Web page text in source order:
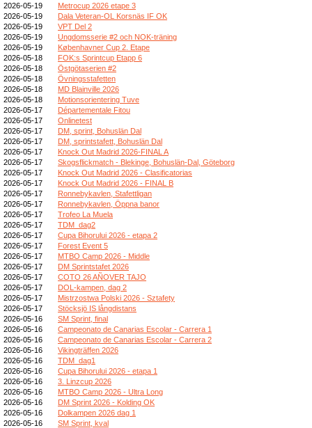
2026-05-19
Metrocup 2026 etape 3
2026-05-19
Dala Veteran-OL Korsnäs IF OK
2026-05-19
VPT Del 2
2026-05-19
Ungdomsserie #2 och NOK-träning
2026-05-19
Københavner Cup 2. Etape
2026-05-18
FOK:s Sprintcup Etapp 6
2026-05-18
Östgötaserien #2
2026-05-18
Övningsstafetten
2026-05-18
MD Blainville 2026
2026-05-18
Motionsorientering Tuve
2026-05-17
Départementale Fitou
2026-05-17
Onlinetest
2026-05-17
DM, sprint, Bohuslän Dal
2026-05-17
DM, sprintstafett, Bohuslän Dal
2026-05-17
Knock Out Madrid 2026-FINAL A
2026-05-17
Skogsflickmatch - Blekinge, Bohuslän-Dal, Göteborg
2026-05-17
Knock Out Madrid 2026 - Clasificatorias
2026-05-17
Knock Out Madrid 2026 - FINAL B
2026-05-17
Ronnebykavlen, Stafettligan
2026-05-17
Ronnebykavlen, Öppna banor
2026-05-17
Trofeo La Muela
2026-05-17
TDM_dag2
2026-05-17
Cupa Bihorului 2026 - etapa 2
2026-05-17
Forest Event 5
2026-05-17
MTBO Camp 2026 - Middle
2026-05-17
DM Sprintstafet 2026
2026-05-17
COTO 26 AÑOVER TAJO
2026-05-17
DOL-kampen, dag 2
2026-05-17
Mistrzostwa Polski 2026 - Sztafety
2026-05-17
Stöcksjö IS långdistans
2026-05-16
SM Sprint, final
2026-05-16
Campeonato de Canarias Escolar - Carrera 1
2026-05-16
Campeonato de Canarias Escolar - Carrera 2
2026-05-16
Vikingträffen 2026
2026-05-16
TDM_dag1
2026-05-16
Cupa Bihorului 2026 - etapa 1
2026-05-16
3. Linzcup 2026
2026-05-16
MTBO Camp 2026 - Ultra Long
2026-05-16
DM Sprint 2026 - Kolding OK
2026-05-16
Dolkampen 2026 dag 1
2026-05-16
SM Sprint, kval